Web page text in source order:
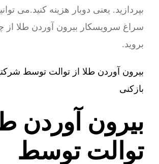
بپردازید. یعنی دوبار هزینه کنید.می
سراغ سرویسکار بیرون آوردن طلا از
بروید.
بیرون آوردن طلا از توالت توسط
بازکنی
بیرون آوردن
توالت توسط